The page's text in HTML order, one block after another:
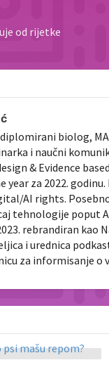
od rijetke
biolog,
i naučni
& Evidence
za 2022.
AI rights.
tehnologije poput
rebrandiran kao
i urednica
za informisanje o